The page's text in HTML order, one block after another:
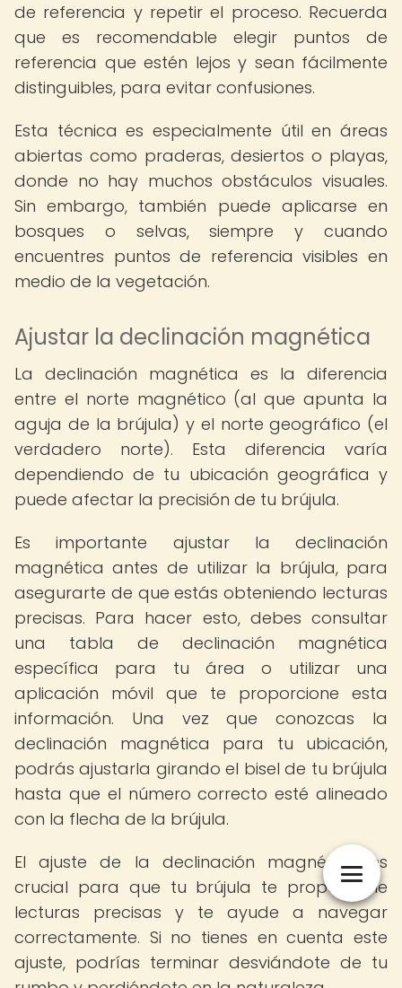
de referencia y repetir el proceso. Recuerda
que es recomendable elegir puntos de
referencia que estén lejos y sean fácilmente
distinguibles, para evitar confusiones.
Esta técnica es especialmente útil en áreas
abiertas como praderas, desiertos o playas,
donde no hay muchos obstáculos visuales.
Sin embargo, también puede aplicarse en
bosques o selvas, siempre y cuando
encuentres puntos de referencia visibles en
medio de la vegetación.
Ajustar la declinación magnética
La declinación magnética es la diferencia
entre el norte magnético (al que apunta la
aguja de la brújula) y el norte geográfico (el
verdadero norte). Esta diferencia varía
dependiendo de tu ubicación geográfica y
puede afectar la precisión de tu brújula.
Es importante ajustar la declinación
magnética antes de utilizar la brújula, para
asegurarte de que estás obteniendo lecturas
precisas. Para hacer esto, debes consultar
una tabla de declinación magnética
específica para tu área o utilizar una
aplicación móvil que te proporcione esta
información. Una vez que conozcas la
declinación magnética para tu ubicación,
podrás ajustarla girando el bisel de tu brújula
hasta que el número correcto esté alineado
con la flecha de la brújula.
El ajuste de la declinación magnética es
crucial para que tu brújula te proporcione
lecturas precisas y te ayude a navegar
correctamente. Si no tienes en cuenta este
ajuste, podrías terminar desviándote de tu